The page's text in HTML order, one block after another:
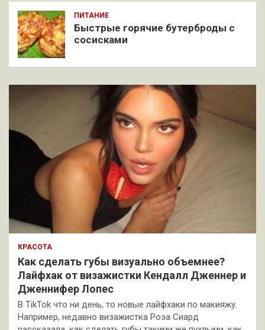
ПИТАНИЕ
Быстрые горячие бутерброды с
сосисками
КРАСОТА
Как сделать губы визуально объемнее?
Лайфхак от визажистки Кендалл Дженнер и
Дженнифер Лопес
В TikTok что ни день, то новые лайфхаки по макияжу.
Например, недавно визажистка Роза Сиард